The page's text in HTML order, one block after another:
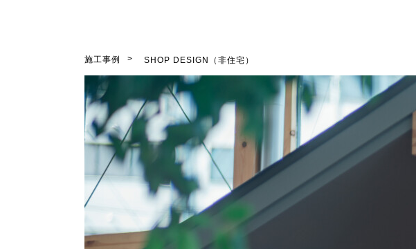
施工事例 SHOP DESIGN（非住宅）